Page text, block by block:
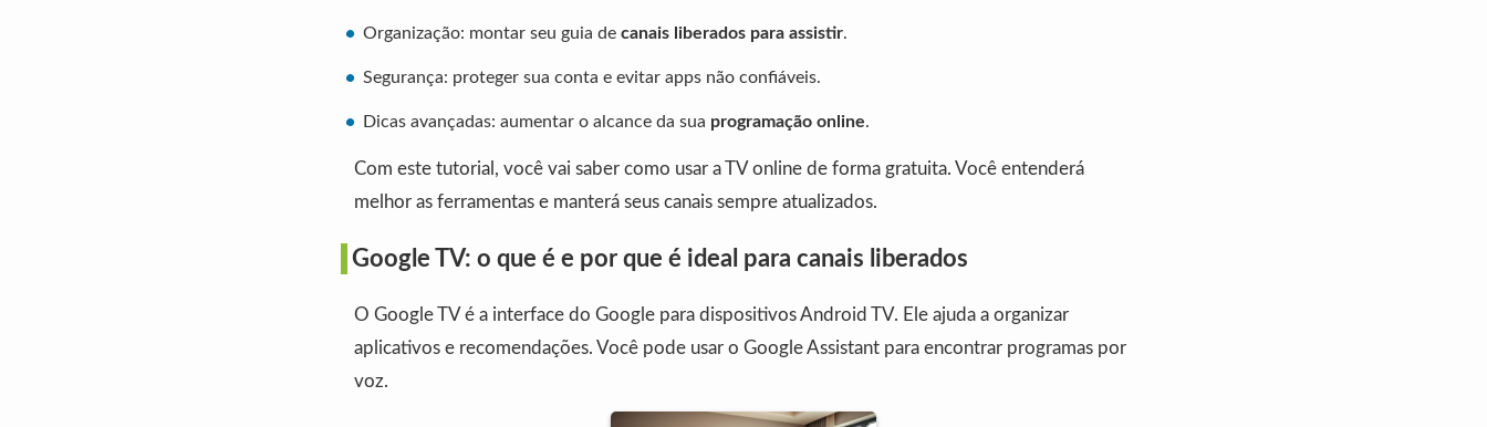
Organização: montar seu guia de canais liberados para assistir.
Segurança: proteger sua conta e evitar apps não confiáveis.
Dicas avançadas: aumentar o alcance da sua programação online.
Com este tutorial, você vai saber como usar a TV online de forma gratuita. Você entenderá
melhor as ferramentas e manterá seus canais sempre atualizados.
Google TV: o que é e por que é ideal para canais liberados
O Google TV é a interface do Google para dispositivos Android TV. Ele ajuda a organizar
aplicativos e recomendações. Você pode usar o Google Assistant para encontrar programas por
voz.